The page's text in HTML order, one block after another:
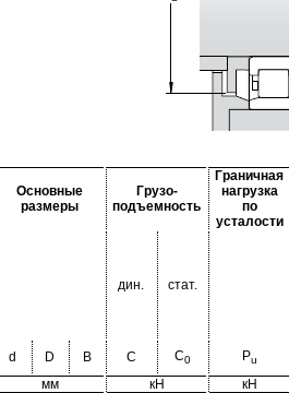
Основные
размеры
Грузо-
подъемность
Граничная
нагрузка
по
усталости
дин. стат.
d D B C C0 Pu
мм кН
кН